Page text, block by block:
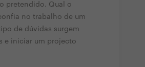
pretendido. Qual o
no trabalho de um
de dúvidas surgem
e iniciar um projecto